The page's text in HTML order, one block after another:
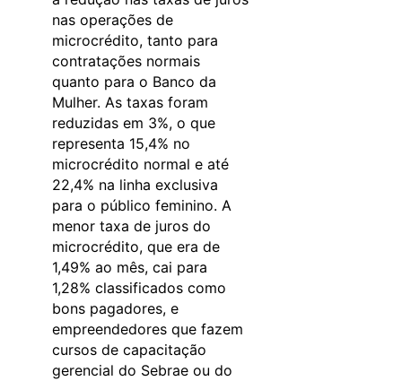
nas operações de
microcrédito, tanto para
contratações normais
quanto para o Banco da
Mulher. As taxas foram
reduzidas em 3%, o que
representa 15,4% no
microcrédito normal e até
22,4% na linha exclusiva
para o público feminino. A
menor taxa de juros do
microcrédito, que era de
1,49% ao mês, cai para
1,28% classificados como
bons pagadores, e
empreendedores que fazem
cursos de capacitação
gerencial do Sebrae ou do